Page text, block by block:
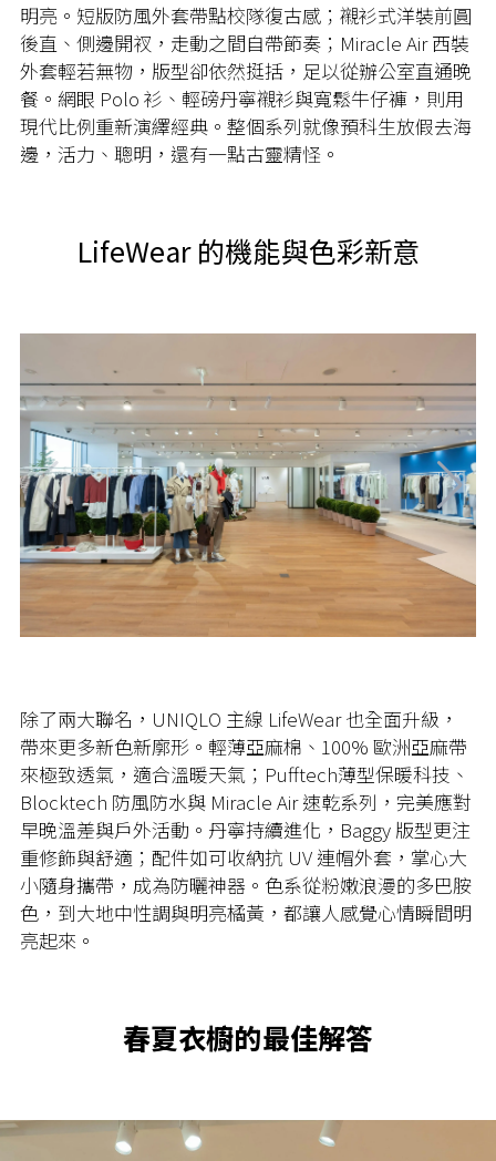
明亮。短版防風外套帶點校隊復古感；襯衫式洋裝前圓
後直、側邊開衩，走動之間自帶節奏；Miracle Air 西裝
外套輕若無物，版型卻依然挺括，足以從辦公室直通晚
餐。網眼 Polo 衫、輕磅丹寧襯衫與寬鬆牛仔褲，則用
現代比例重新演繹經典。整個系列就像預科生放假去海
邊，活力、聰明，還有一點古靈精怪。
LifeWear 的機能與色彩新意
除了兩大聯名，UNIQLO 主線 LifeWear 也全面升級，
帶來更多新色新廓形。輕薄亞麻棉、100% 歐洲亞麻帶
來極致透氣，適合溫暖天氣；Pufftech薄型保暖科技、
Blocktech 防風防水與 Miracle Air 速乾系列，完美應對
早晚溫差與戶外活動。丹寧持續進化，Baggy 版型更注
重修飾與舒適；配件如可收納抗 UV 連帽外套，掌心大
小隨身攜帶，成為防曬神器。色系從粉嫩浪漫的多巴胺
色，到大地中性調與明亮橘黃，都讓人感覺心情瞬間明
亮起來。
春夏衣櫥的最佳解答